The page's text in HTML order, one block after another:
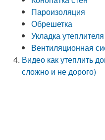
Пароизоляция
Обрешетка
Укладка утеплителя
Вентиляционная
Видео как утеплить
сложно и не дорого)